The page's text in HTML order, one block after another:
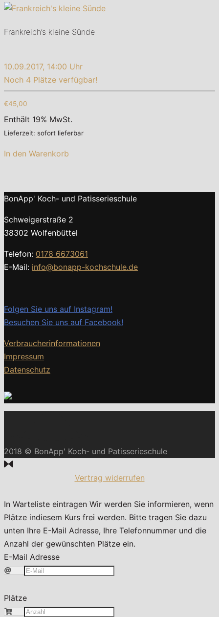
Frankreich’s kleine Sünde
10.09.2017, 14:00 Uhr
Noch 4 Plätze verfügbar!
€45,00
Enthält 19% MwSt.
Lieferzeit: sofort lieferbar
In den Warenkorb
BonApp' Koch- und Patisserieschule
Schweigerstraße 2
38302 Wolfenbüttel
Telefon: 0178 6673061
E-Mail: info@bonapp-kochschule.de
Folgen Sie uns auf Instagram!
Besuchen Sie uns auf Facebook!
Verbraucherinformationen
Impressum
Datenschutz
2018 © BonApp' Koch- und Patisserieschule
Vertrag widerrufen
In Warteliste eintragen Wir werden Sie informieren, wenn
Plätze indiesem Kurs frei werden. Bitte tragen Sie dazu
unten Ihre E-Mail Adresse, Ihre Telefonnummer und die
Anzahl der gewünschten Plätze ein.
E-Mail Adresse
Plätze